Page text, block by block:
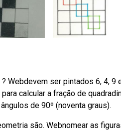
Webdevem ser pintados 6, 4, 9
calcular a fração de
de 90º (noventa graus).
são. Webnomear as